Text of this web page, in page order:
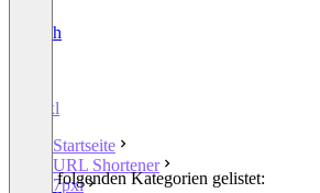
English
7pxl
Startseite
URL Shortener
7pxl
In den folgenden Kategorien gelistet: